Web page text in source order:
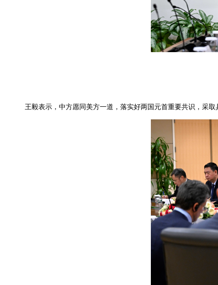
王毅表示，中方愿同美方一道，落实好两国元首重要共识，采